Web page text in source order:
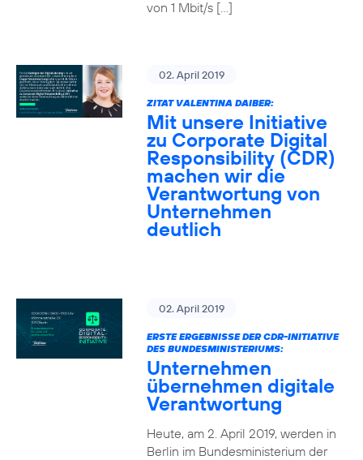
von 1 Mbit/s […]
02. April 2019
ZITAT VALENTINA DAIBER:
Mit unsere Initiative
zu Corporate Digital
Responsibility (CDR)
machen wir die
Verantwortung von
Unternehmen
deutlich
02. April 2019
ERSTE ERGEBNISSE DER CDR-INITIATIVE
DES BUNDESMINISTERIUMS:
Unternehmen
übernehmen digitale
Verantwortung
Heute, am 2. April 2019, werden in
Berlin im Bundesministerium der